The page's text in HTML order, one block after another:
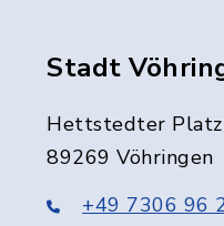
Stadt
Hettstedter Platz
89269 Vöhringen
+49 7306 96